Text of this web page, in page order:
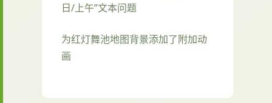
日/上午”文本问题
为红灯舞池地图背景添加了附加动
画